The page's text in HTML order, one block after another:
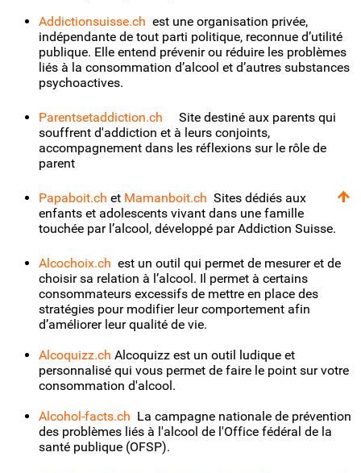
Addictionsuisse.ch est une organisation privée,
indépendante de tout parti politique, reconnue d’utilité
publique. Elle entend prévenir ou réduire les problèmes
liés à la consommation d’alcool et d’autres substances
psychoactives.
Parentsetaddiction.ch Site destiné aux parents qui
souffrent d'addiction et à leurs conjoints,
accompagnement dans les réflexions sur le rôle de
parent
Papaboit.ch et Mamanboit.ch Sites dédiés aux
enfants et adolescents vivant dans une famille
touchée par l’alcool, développé par Addiction Suisse.
Alcochoix.ch est un outil qui permet de mesurer et de
choisir sa relation à l’alcool. Il permet à certains
consommateurs excessifs de mettre en place des
stratégies pour modifier leur comportement afin
d’améliorer leur qualité de vie.
Alcoquizz.ch Alcoquizz est un outil ludique et
personnalisé qui vous permet de faire le point sur votre
consommation d'alcool.
Alcohol-facts.ch La campagne nationale de prévention
des problèmes liés à l'alcool de l'Office fédéral de la
santé publique (OFSP).